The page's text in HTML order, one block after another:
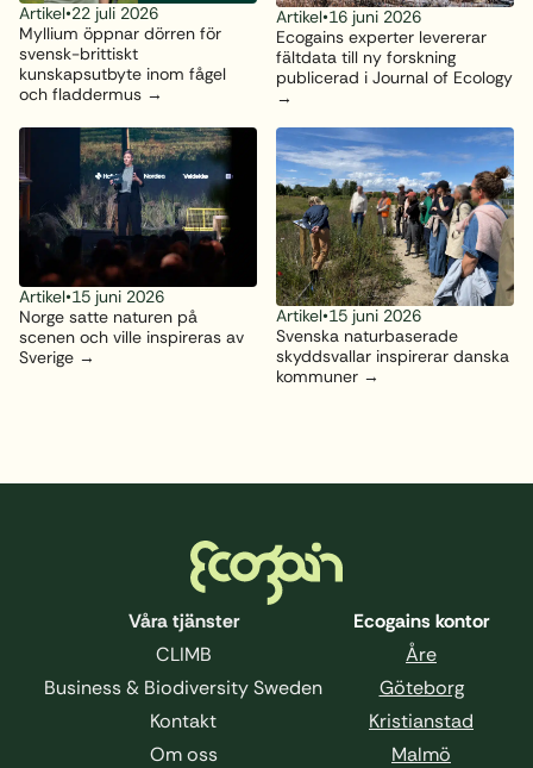
Artikel•22 juli 2026
Myllium öppnar dörren för
svensk-brittiskt
kunskapsutbyte inom fågel
och fladdermus
Artikel•16 juni 2026
Ecogains experter levererar
fältdata till ny forskning
publicerad i Journal of Ecology
Artikel•15 juni 2026
Norge satte naturen på
scenen och ville inspireras av
Sverige
Artikel•15 juni 2026
Svenska naturbaserade
skyddsvallar inspirerar danska
kommuner
Våra tjänster
CLIMB
Business & Biodiversity Sweden
Kontakt
Om oss
Ecogains kontor
Åre
Göteborg
Kristianstad
Malmö